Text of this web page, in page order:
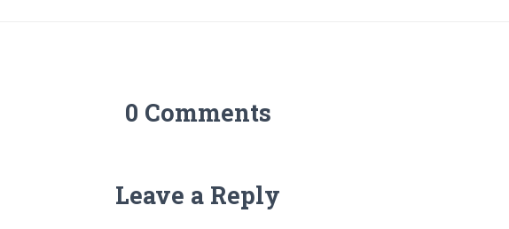
0 Comments
Leave a Reply